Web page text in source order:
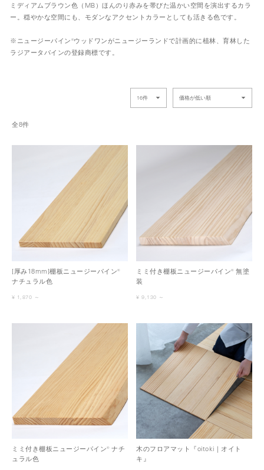
ミディアムブラウン色（MB） ほんのり赤みを帯びた温かい空間を演出するカラ
ー。穏やかな空間にも、モダンなアクセントカラーとしても活きる色です。
※ニュージーパイン®ウッドワンがニュージーランドで計画的に植林、育林した
ラジアータパインの登録商標です。
全8件
[厚み18mm]棚板ニュージーパイン®
ナチュラル色
¥ 1,870 ～
ミミ付き棚板ニュージーパイン® 無塗
装
¥ 9,130 ～
ミミ付き棚板ニュージーパイン® ナチ
ュラル色
木のフロアマット『oitoki｜オイト
キ』